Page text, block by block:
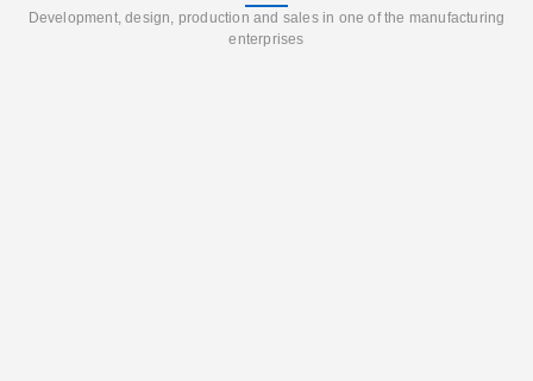
Development, design, production and sales in one of the manufacturing
enterprises